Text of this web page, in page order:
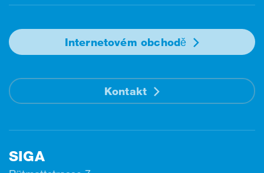
Internetovém obchodě
Kontakt
SIGA